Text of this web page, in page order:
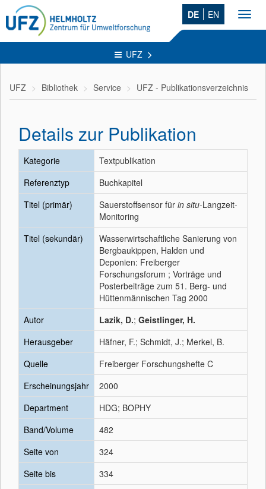
DE EN
UFZ
UFZ Bibliothek Service UFZ - Publikationsverzeichnis
Details zur Publikation
Kategorie
Textpublikation
Referenztyp
Buchkapitel
Titel (primär)
Sauerstoffsensor für in situ-Langzeit-
Monitoring
Titel (sekundär)
Wasserwirtschaftliche Sanierung von
Bergbaukippen, Halden und
Deponien: Freiberger
Forschungsforum ; Vorträge und
Posterbeiträge zum 51. Berg- und
Hüttenmännischen Tag 2000
Autor
Lazik, D.; Geistlinger, H.
Herausgeber
Häfner, F.; Schmidt, J.; Merkel, B.
Quelle
Freiberger Forschungshefte C
Erscheinungsjahr
2000
Department
HDG; BOPHY
Band/Volume
482
Seite von
324
Seite bis
334